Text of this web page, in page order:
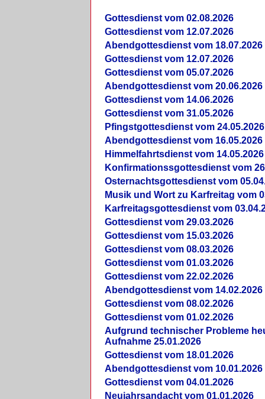
Gottesdienst vom 02.08.2026
Gottesdienst vom 12.07.2026
Abendgottesdienst vom 18.07.2026
Gottesdienst vom 12.07.2026
Gottesdienst vom 05.07.2026
Abendgottesdienst vom 20.06.2026
Gottesdienst vom 14.06.2026
Gottesdienst vom 31.05.2026
Pfingstgottesdienst vom 24.05.2026
Abendgottesdienst vom 16.05.2026
Himmelfahrtsdienst vom 14.05.2026
Konfirmationssgottesdienst vom
Osternachtsgottesdienst vom
Musik und Wort zu Karfreitag vom
Karfreitagsgottesdienst vom
Gottesdienst vom 29.03.2026
Gottesdienst vom 15.03.2026
Gottesdienst vom 08.03.2026
Gottesdienst vom 01.03.2026
Gottesdienst vom 22.02.2026
Abendgottesdienst vom 14.02.2026
Gottesdienst vom 08.02.2026
Gottesdienst vom 01.02.2026
Aufgrund technischer Probleme
Aufnahme 25.01.2026
Gottesdienst vom 18.01.2026
Abendgottesdienst vom 10.01.2026
Gottesdienst vom 04.01.2026
Neujahrsandacht vom 01.01.2026